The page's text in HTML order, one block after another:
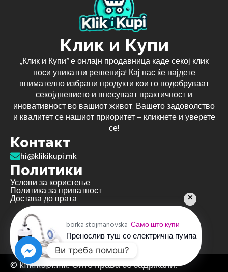
Клик и Купи
„Клик и Купи“ е онлајн продавница каде секој клик
носи уникатни решенија! Кај нас ќе најдете
внимателно избрани продукти кои го подобруваат
секојдневието и внесуваат практичност и
иновативност во вашиот живот. Вашето задоволство
и квалитет се нашиот приоритет – кликнете и уверете
се!
Контакт
hi@klikikupi.mk
Политики
Услови за користење
Политика за приватност
Достава до врата
© klikikupi.mk. Сите права се задржани.
Ви треба помош?
borka stojmanovska Само што купи
Пренослив туш со електрична пумпа
пред 4 недели